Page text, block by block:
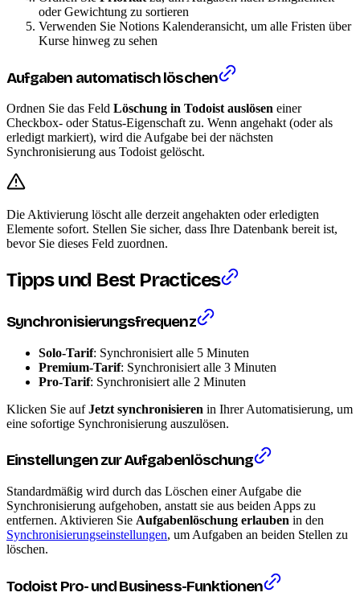
oder Gewichtung zu sortieren
Verwenden Sie Notions Kalenderansicht, um alle Fristen über
Kurse hinweg zu sehen
Aufgaben automatisch löschen
Ordnen Sie das Feld Löschung in Todoist auslösen einer
Checkbox- oder Status-Eigenschaft zu. Wenn angehakt (oder als
erledigt markiert), wird die Aufgabe bei der nächsten
Synchronisierung aus Todoist gelöscht.
Die Aktivierung löscht alle derzeit angehakten oder erledigten
Elemente sofort. Stellen Sie sicher, dass Ihre Datenbank bereit ist,
bevor Sie dieses Feld zuordnen.
Tipps und Best Practices
Synchronisierungsfrequenz
Solo-Tarif: Synchronisiert alle 5 Minuten
Premium-Tarif: Synchronisiert alle 3 Minuten
Pro-Tarif: Synchronisiert alle 2 Minuten
Klicken Sie aufJetzt synchronisieren in Ihrer Automatisierung, um
eine sofortige Synchronisierung auszulösen.
Einstellungen zur Aufgabenlöschung
Standardmäßig wird durch das Löschen einer Aufgabe die
Synchronisierung aufgehoben, anstatt sie aus beiden Apps zu
entfernen. Aktivieren Sie Aufgabenlöschung erlauben in den
Synchronisierungseinstellungen, um Aufgaben an beiden Stellen zu
löschen.
Todoist Pro- und Business-Funktionen